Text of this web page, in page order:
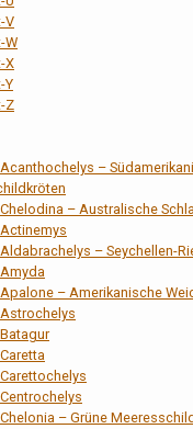
V
W
X
Y
Z
–
– Australische
– Seychellen-
– Amerikanische
– Grüne